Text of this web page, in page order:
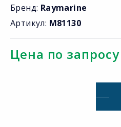
Бренд: Raymarine
Артикул: M81130
Цена по запросу